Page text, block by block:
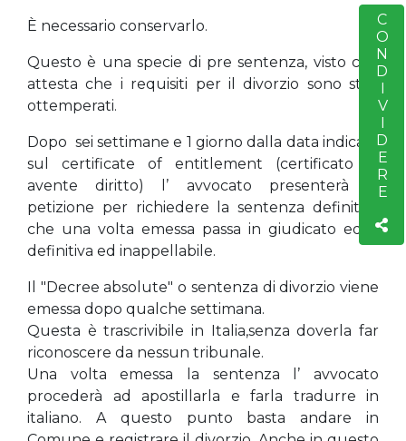
È necessario conservarlo.
Questo è una specie di pre sentenza, visto che
attesta che i requisiti per il divorzio sono stati
ottemperati.
Dopo sei settimane e 1 giorno dalla data indicata
sul certificate of entitlement (certificato di
avente diritto) l’ avvocato presenterà la
petizione per richiedere la sentenza definitiva
che una volta emessa passa in giudicato ed è
definitiva ed inappellabile.
Il "Decree absolute" o sentenza di divorzio viene
emessa dopo qualche settimana.
Questa è trascrivibile in Italia,senza doverla far
riconoscere da nessun tribunale.
Una volta emessa la sentenza l’ avvocato
procederà ad apostillarla e farla tradurre in
italiano. A questo punto basta andare in
CONDIVIDERE